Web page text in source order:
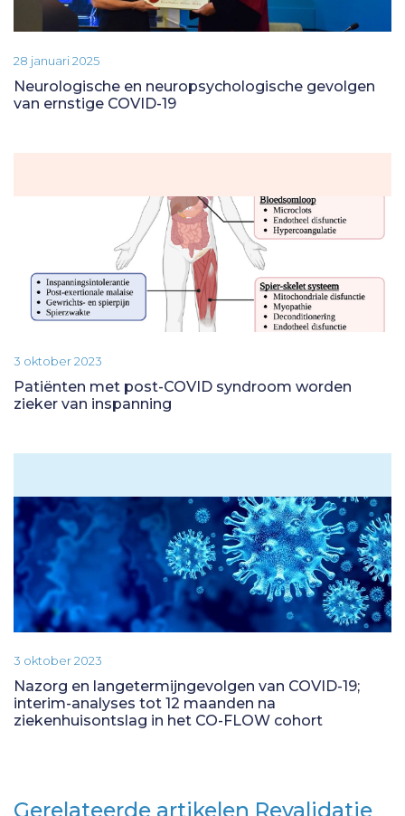
28 januari 2025
Neurologische en neuropsychologische gevolgen
van ernstige COVID-19
3 oktober 2023
Patiënten met post-COVID syndroom worden
zieker van inspanning
3 oktober 2023
Nazorg en langetermijngevolgen van COVID-19;
interim-analyses tot 12 maanden na
ziekenhuisontslag in het CO-FLOW cohort
Gerelateerde artikelen Revalidatie